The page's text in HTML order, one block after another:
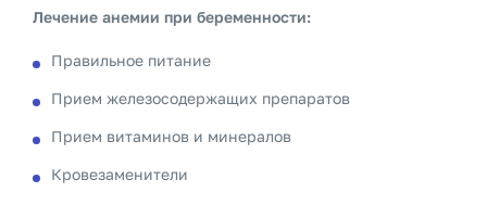
Лечение анемии при беременности:
Правильное питание
Прием железосодержащих препаратов
Прием витаминов и минералов
Кровезаменители